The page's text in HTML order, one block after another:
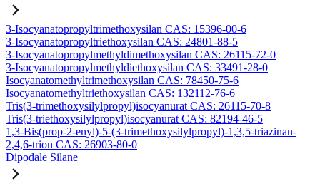
3-Isocyanatopropyltrimethoxysilan CAS: 15396-00-6
3-Isocyanatopropyltriethoxysilan CAS: 24801-88-5
3-Isocyanatopropylmethyldimethoxysilan CAS: 26115-72-0
3-Isocyanatopropylmethyldiethoxysilan CAS: 33491-28-0
Isocyanatomethyltrimethoxysilan CAS: 78450-75-6
Isocyanatomethyltriethoxysilan CAS: 132112-76-6
Tris(3-trimethoxysilylpropyl)isocyanurat CAS: 26115-70-8
Tris(3-triethoxysilylpropyl)isocyanurat CAS: 82194-46-5
1,3-Bis(prop-2-enyl)-5-(3-trimethoxysilylpropyl)-1,3,5-triazinan-
2,4,6-trion CAS: 26903-80-0
Dipodale Silane